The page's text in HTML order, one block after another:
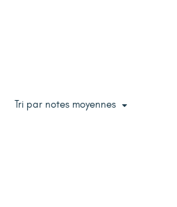
Tri par notes moyennes